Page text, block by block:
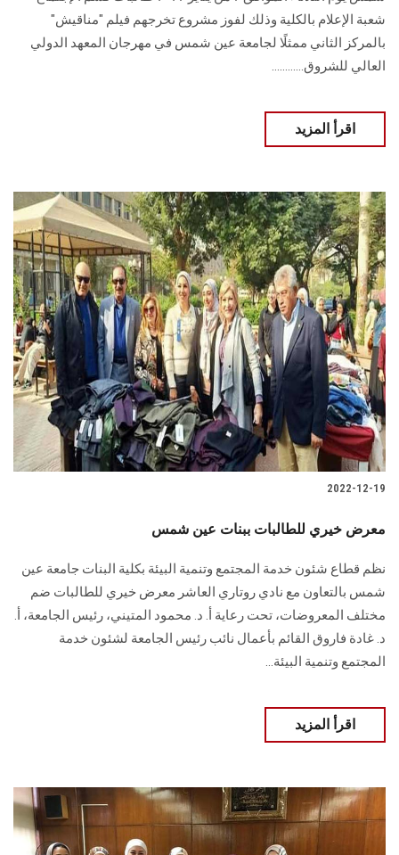
شعبة الإعلام بالكلية وذلك لفوز مشروع تخرجهم فيلم "مناقيش"
بالمركز الثاني ممثلًا لجامعة عين شمس في مهرجان المعهد الدولي
العالي للشروق............
اقرأ المزيد
2022-12-19
معرض خيري للطالبات ببنات عين شمس
نظم قطاع شئون خدمة المجتمع وتنمية البيئة بكلية البنات جامعة عين
شمس بالتعاون مع نادي روتاري العاشر معرض خيري للطالبات ضم
مختلف المعروضات، تحت رعاية أ. د. محمود المتيني، رئيس الجامعة، أ.
د. غادة فاروق القائم بأعمال نائب رئيس الجامعة لشئون خدمة
المجتمع وتنمية البيئة...
اقرأ المزيد